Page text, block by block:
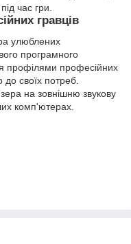
час гри.
гравців
улюблених
програмного
профілями професійних
до своїх потреб.
на зовнішню звукову
комп'ютерах.